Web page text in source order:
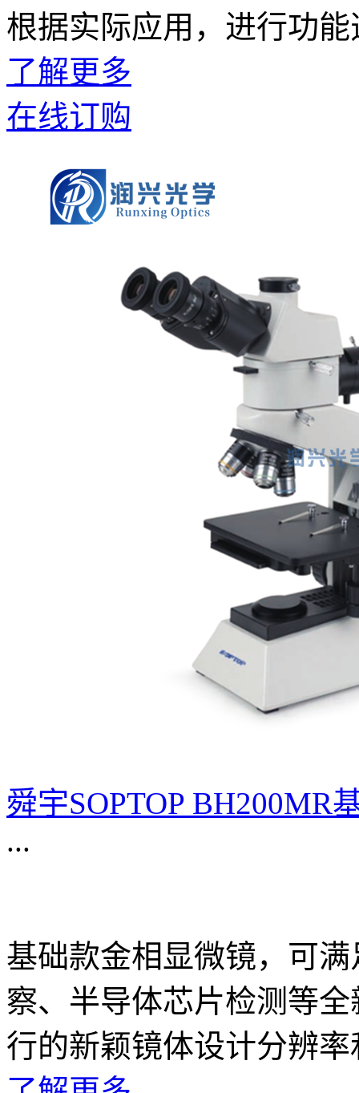
根据实际应用，进行功能
了解更多
在线订购
舜宇SOPTOP BH200MR
...
基础款金相显微镜，可
察、半导体芯片检测等
行的新颖镜体设计分辨